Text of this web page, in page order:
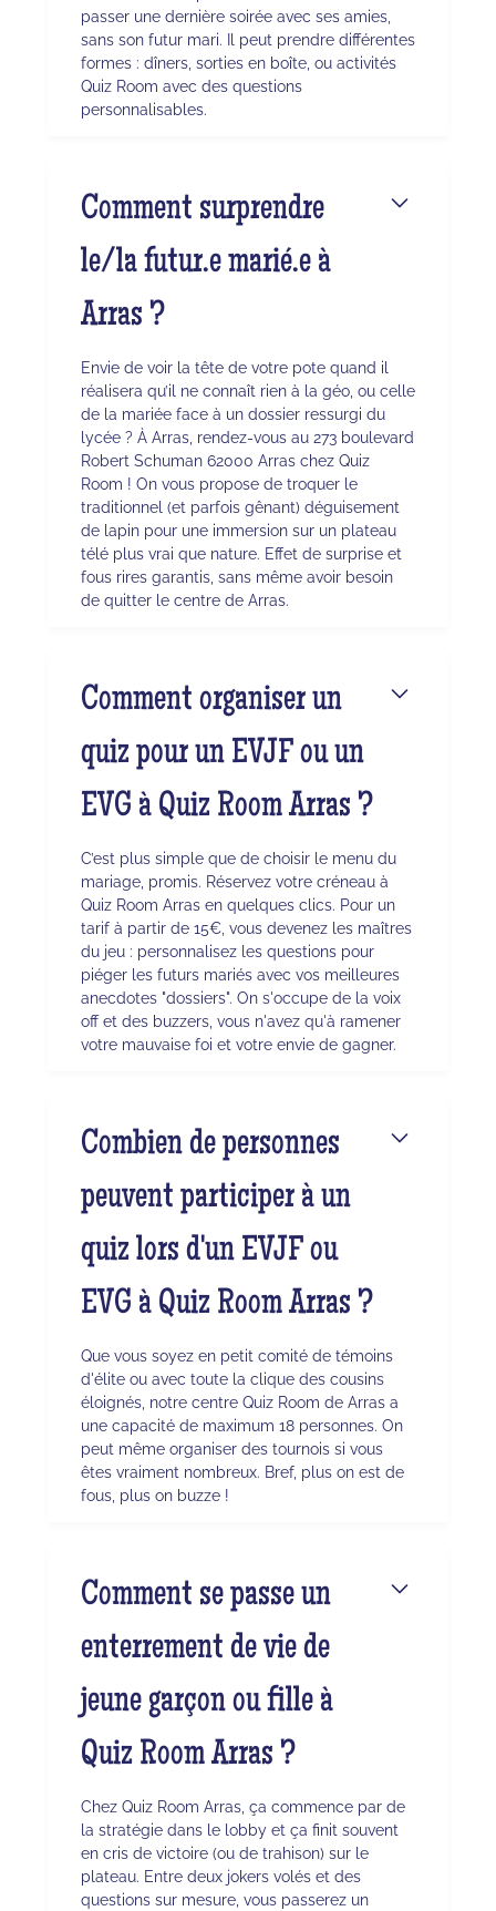
passer une dernière soirée avec ses amies,
sans son futur mari. Il peut prendre différentes
formes : dîners, sorties en boîte, ou activités
Quiz Room avec des questions
personnalisables.
Comment surprendre
le/la futur.e marié.e à
Arras ?
Envie de voir la tête de votre pote quand il
réalisera qu’il ne connaît rien à la géo, ou celle
de la mariée face à un dossier ressurgi du
lycée ? À Arras, rendez-vous au 273 boulevard
Robert Schuman 62000 Arras chez Quiz
Room ! On vous propose de troquer le
traditionnel (et parfois gênant) déguisement
de lapin pour une immersion sur un plateau
télé plus vrai que nature. Effet de surprise et
fous rires garantis, sans même avoir besoin
de quitter le centre de Arras.
Comment organiser un
quiz pour un EVJF ou un
EVG à Quiz Room Arras ?
C’est plus simple que de choisir le menu du
mariage, promis. Réservez votre créneau à
Quiz Room Arras en quelques clics. Pour un
tarif à partir de 15€, vous devenez les maîtres
du jeu : personnalisez les questions pour
piéger les futurs mariés avec vos meilleures
anecdotes "dossiers". On s'occupe de la voix
off et des buzzers, vous n'avez qu'à ramener
votre mauvaise foi et votre envie de gagner.
Combien de personnes
peuvent participer à un
quiz lors d'un EVJF ou
EVG à Quiz Room Arras ?
Que vous soyez en petit comité de témoins
d'élite ou avec toute la clique des cousins
éloignés, notre centre Quiz Room de Arras a
une capacité de maximum 18 personnes. On
peut même organiser des tournois si vous
êtes vraiment nombreux. Bref, plus on est de
fous, plus on buzze !
Comment se passe un
enterrement de vie de
jeune garçon ou fille à
Quiz Room Arras ?
Chez Quiz Room Arras, ça commence par de
la stratégie dans le lobby et ça finit souvent
en cris de victoire (ou de trahison) sur le
plateau. Entre deux jokers volés et des
questions sur mesure, vous passerez un